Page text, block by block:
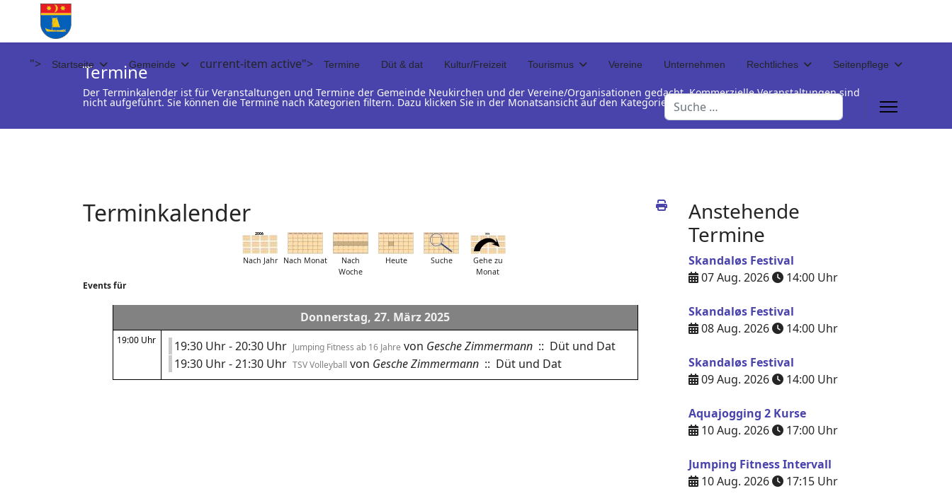
"> Startseite Gemeinde current-item active"> Termine Düt & dat Kultur/Freizeit Tourismus Vereine Unternehmen Rechtliches Seitenpflege
Suchen
Termine
Der Terminkalender ist für Veranstaltungen und Termine der Gemeinde Neukirchen und der Vereine/Organisationen gedacht. Kommerzielle Veranstaltungen sind
nicht aufgeführt. Sie können die Termine nach Kategorien filtern. Dazu klicken Sie in der Monatsansicht auf den Kategorienamen unterhalb der Termintabelle
Terminkalender
Nach Jahr Nach Monat
Nach
Woche
Heute Suche
Gehe zu
Monat
Events für
Donnerstag, 27. März 2025
19:00 Uhr 19:30 Uhr - 20:30 Uhr Jumping Fitness ab 16 Jahre von Gesche Zimmermann:: Düt und Dat
19:30 Uhr - 21:30 Uhr TSV Volleyball von Gesche Zimmermann:: Düt und Dat
Anstehende
Termine
Skandaløs Festival
07 Aug. 2026
14:00 Uhr
Skandaløs Festival
08 Aug. 2026
14:00 Uhr
Skandaløs Festival
09 Aug. 2026
14:00 Uhr
Aquajogging 2 Kurse
10 Aug. 2026
17:00 Uhr
Jumping Fitness Intervall
10 Aug. 2026
17:15 Uhr